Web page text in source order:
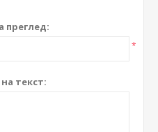
преглед:
*
текст: